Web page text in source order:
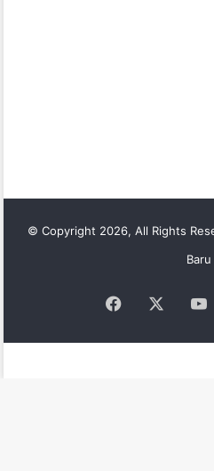
© Copyright 2026, All Rights
Baru
Facebook